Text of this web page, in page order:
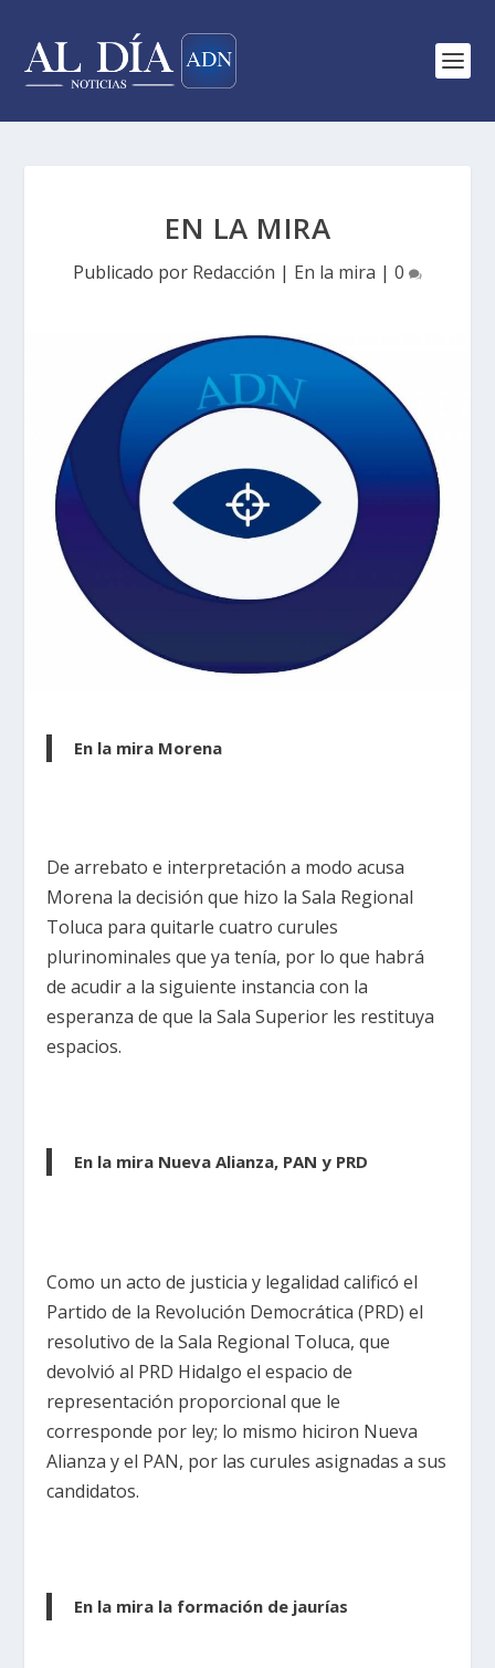
EN LA MIRA
Publicado por Redacción | En la mira | 0
En la mira Morena
De arrebato e interpretación a modo acusa
Morena la decisión que hizo la Sala Regional
Toluca para quitarle cuatro curules
plurinominales que ya tenía, por lo que habrá
de acudir a la siguiente instancia con la
esperanza de que la Sala Superior les restituya
espacios.
En la mira Nueva Alianza, PAN y PRD
Como un acto de justicia y legalidad calificó el
Partido de la Revolución Democrática (PRD) el
resolutivo de la Sala Regional Toluca, que
devolvió al PRD Hidalgo el espacio de
representación proporcional que le
corresponde por ley; lo mismo hiciron Nueva
Alianza y el PAN, por las curules asignadas a sus
candidatos.
En la mira la formación de jaurías